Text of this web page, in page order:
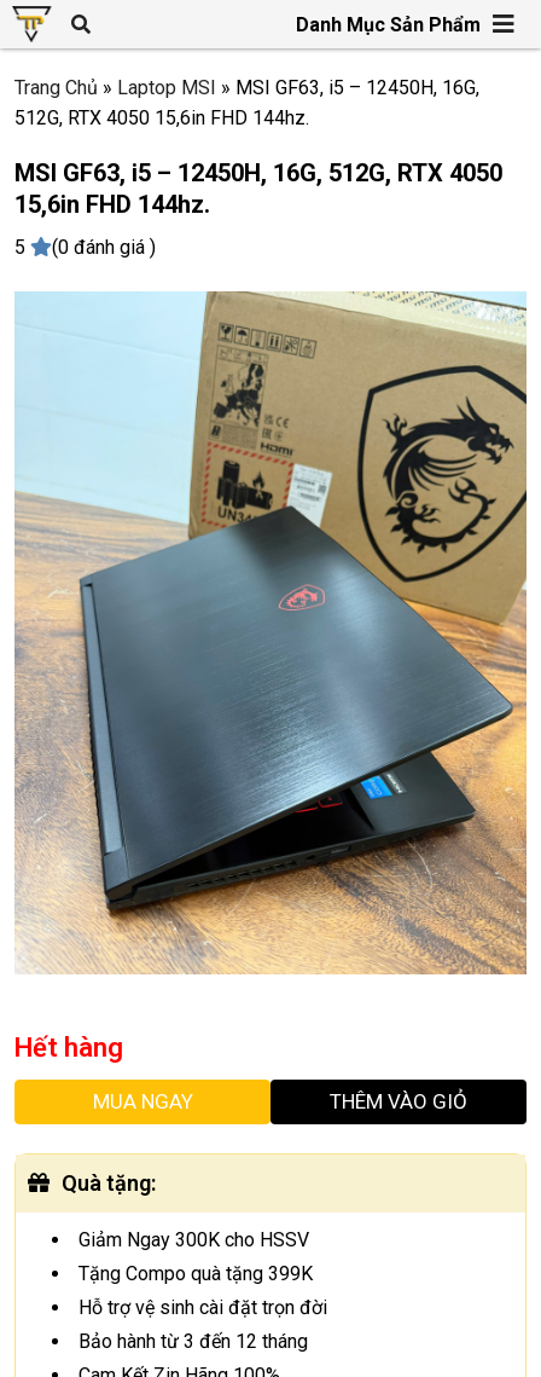
Danh Mục Sản Phẩm
Trang Chủ » Laptop MSI » MSI GF63, i5 – 12450H, 16G,
512G, RTX 4050 15,6in FHD 144hz.
MSI GF63, i5 – 12450H, 16G, 512G, RTX 4050
15,6in FHD 144hz.
5 (0 đánh giá )
Hết hàng
MUA NGAY THÊM VÀO GIỎ
Quà tặng:
Giảm Ngay 300K cho HSSV
Tặng Compo quà tặng 399K
Hỗ trợ vệ sinh cài đặt trọn đời
Bảo hành từ 3 đến 12 tháng